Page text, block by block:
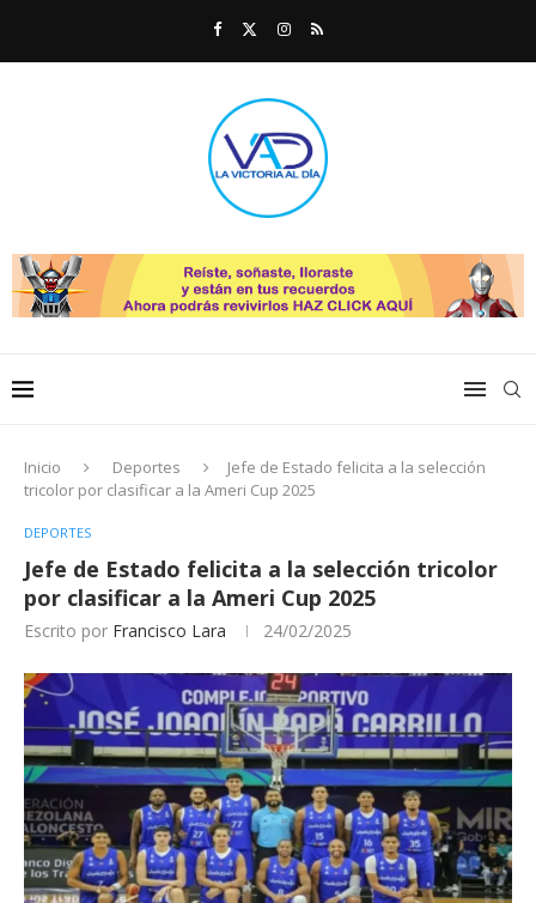
Inicio Deportes
Jefe de Estado felicita a la selección
tricolor por clasificar a la Ameri Cup 2025
DEPORTES
Jefe de Estado felicita a la selección tricolor
por clasificar a la Ameri Cup 2025
Escrito por Francisco Lara 24/02/2025